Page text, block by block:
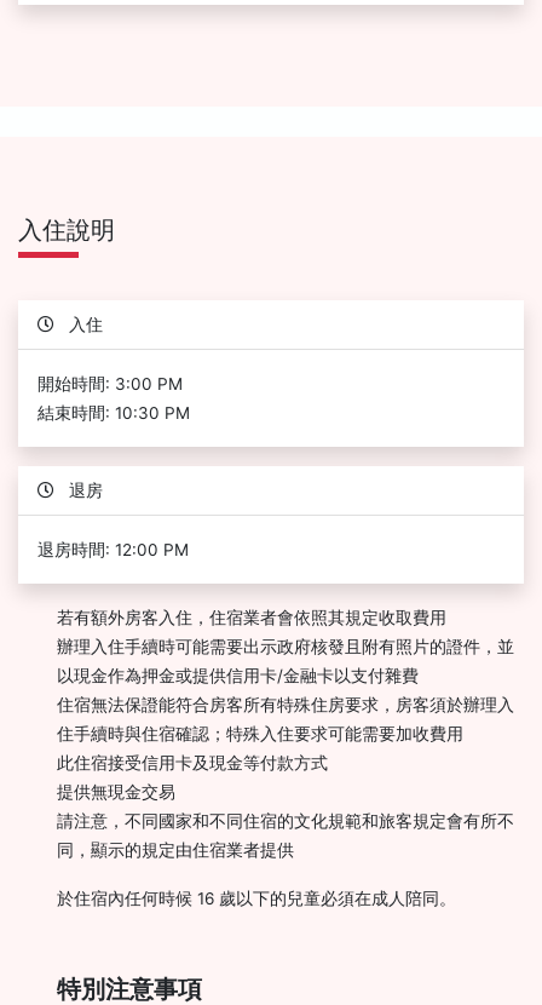
入住說明
入住
開始時間: 3:00 PM
結束時間: 10:30 PM
退房
退房時間: 12:00 PM
若有額外房客入住，住宿業者會依照其規定收取費用
辦理入住手續時可能需要出示政府核發且附有照片的證件，並
以現金作為押金或提供信用卡/金融卡以支付雜費
住宿無法保證能符合房客所有特殊住房要求，房客須於辦理入
住手續時與住宿確認；特殊入住要求可能需要加收費用
此住宿接受信用卡及現金等付款方式
提供無現金交易
請注意，不同國家和不同住宿的文化規範和旅客規定會有所不
同，顯示的規定由住宿業者提供
於住宿內任何時候 16 歲以下的兒童必須在成人陪同。
特別注意事項